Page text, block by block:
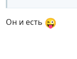
Он и есть 😜